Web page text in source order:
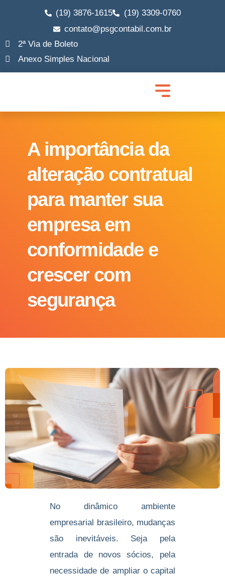
(19) 3876-1615
(19) 3309-0760
contato@psgcontabil.com.br
2ª Via de Boleto
Anexo Simples Nacional
A importância da
alteração contratual
para manter sua
empresa em
conformidade e
crescer com
segurança
No dinâmico ambiente
empresarial brasileiro, mudanças
são inevitáveis. Seja pela
entrada de novos sócios, pela
necessidade de ampliar o capital